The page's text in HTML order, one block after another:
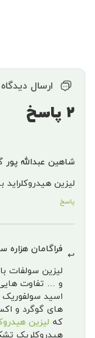
ارسال دیدگاه
2 پاسخ
شاهین عبدالله پور
لیزین
پاسخ
فراگامان هزاره
لیزین سولفات
و … تفاوت
اسید
های گوگرد و
که لیزین
هیدروکلریک